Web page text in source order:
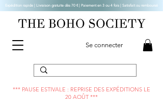
Se connecter
Expédition rapide | Livraison gratuite dès 70 € | Paiement en 3 ou 4 fois | Satisfait ou remboursé
*** PAUSE ESTIVALE : REPRISE DES EXPÉDITIONS LE
20 AOÛT ***